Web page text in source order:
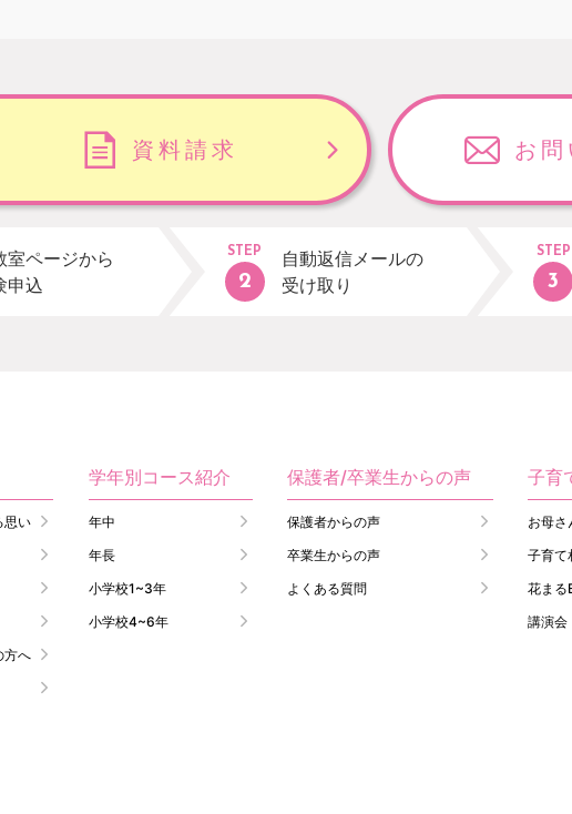
資料請求 お問
室ページから
申込
STEP
自動返信メールの
受け取り
STEP
思い
方へ
学年別コース紹介
年中
年長
小学校1~3年
小学校4~6年
保護者/卒業生からの声
保護者からの声
卒業生からの声
よくある質問
子育
お母さ
子育て
花まる
講演会